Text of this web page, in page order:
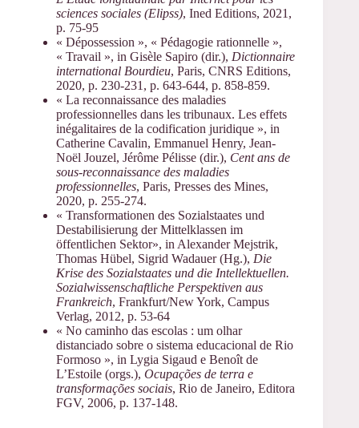
sciences sociales (Elipss), Ined Editions, 2021,
p. 75-95
« Dépossession », « Pédagogie rationnelle »,
« Travail », in Gisèle Sapiro (dir.), Dictionnaire
international Bourdieu, Paris, CNRS Editions,
2020, p. 230-231, p. 643-644, p. 858-859.
« La reconnaissance des maladies
professionnelles dans les tribunaux. Les effets
inégalitaires de la codification juridique », in
Catherine Cavalin, Emmanuel Henry, Jean-
Noël Jouzel, Jérôme Pélisse (dir.), Cent ans de
sous-reconnaissance des maladies
professionnelles, Paris, Presses des Mines,
2020, p. 255-274.
« Transformationen des Sozialstaates und
Destabilisierung der Mittelklassen im
öffentlichen Sektor», in Alexander Mejstrik,
Thomas Hübel, Sigrid Wadauer (Hg.), Die
Krise des Sozialstaates und die Intellektuellen.
Sozialwissenschaftliche Perspektiven aus
Frankreich, Frankfurt/New York, Campus
Verlag, 2012, p. 53-64
« No caminho das escolas : um olhar
distanciado sobre o sistema educacional de Rio
Formoso », in Lygia Sigaud e Benoît de
L’Estoile (orgs.), Ocupações de terra e
transformações sociais, Rio de Janeiro, Editora
FGV, 2006, p. 137-148.